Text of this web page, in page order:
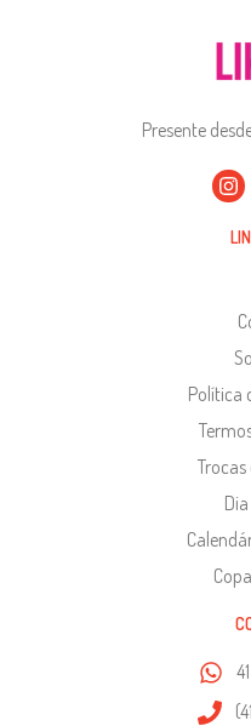
Presente
Política
Trocas